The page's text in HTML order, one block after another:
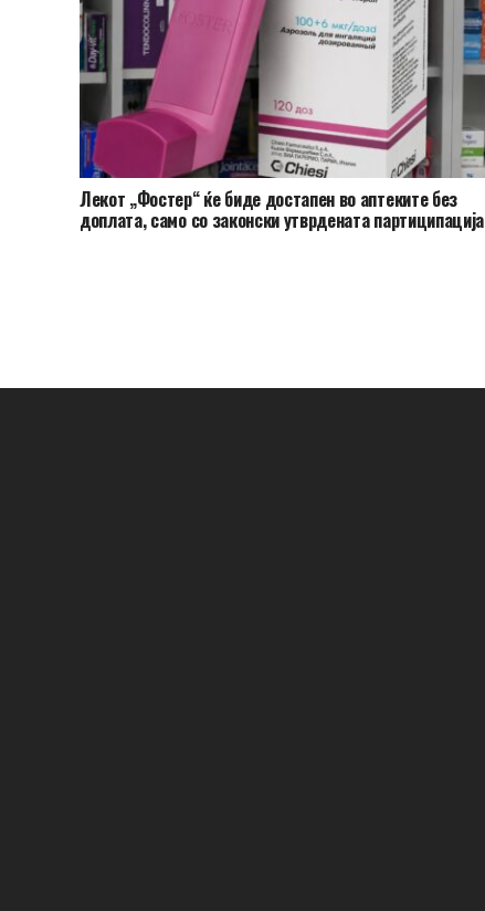
Лекот „Фостер“ ќе биде достапен во аптеките без
доплата, само со законски утврдената партиципација